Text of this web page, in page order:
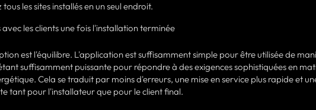
les sites installés en un seul endroit.
les clients une fois l'installation terminée
est l'équilibre. L'application est suffisamment simple pour être utilisée de
suffisamment puissante pour répondre à des exigences sophistiquées en
Cela se traduit par moins d'erreurs, une mise en service plus rapide et
tant pour l'installateur que pour le client final.